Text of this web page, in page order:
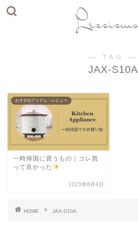
― TAG ―
JAX-S10A
おすすめアイテム・レビュー
一時帰国に買うもの｜コレ買
って良かった
2023年8月4日
HOME JAX-S10A